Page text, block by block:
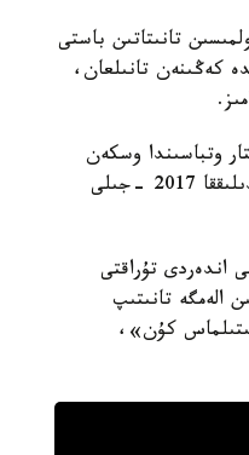
تانىتاتىن باستى
كەڭىنەن تانىلعان،
وتباسىندا وسكەن
ونەرپاز بالا كەزىنەن ءان ايتىپ، حالىقارالىق بايقاۋلاردا جەڭىمپاز اتاندى. الەمدىك تانىمالدىلىققا 2017 -جىلى
اندەردى تۇراقتى
الەمگە تانىتىپ
كۇن»،